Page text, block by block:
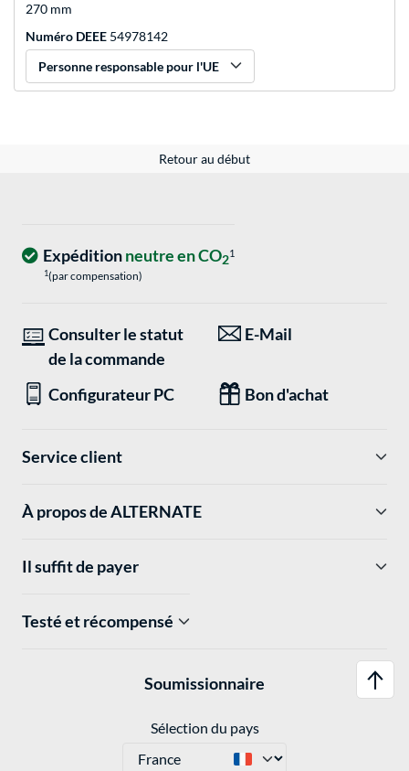
270 mm
Numéro DEEE 54978142
Personne responsable pour l'UE
Retour au début
Expéditionneutre en CO21
1(par compensation)
Consulter le statut
de la commande
E-Mail
Configurateur PC Bon d'achat
Service client
À propos de ALTERNATE
Il suffit de payer
Testé et récompensé
Soumissionnaire
Sélection du pays